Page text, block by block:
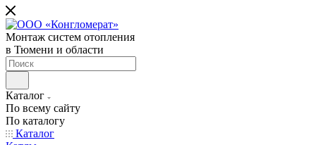
Монтаж систем отопления
в Тюмени и области
Каталог
По всему сайту
По каталогу
Каталог